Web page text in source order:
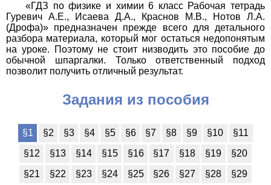
«ГДЗ по физике и химии 6 класс Рабочая тетрадь
Гуревич А.Е., Исаева Д.А., Краснов М.В., Нотов Л.А.
(Дрофа)» предназначен прежде всего для детального
разбора материала, который мог остаться недопонятым
на уроке. Поэтому не стоит низводить это пособие до
обычной шпаргалки. Только ответственный подход
позволит получить отличный результат.
Задания из пособия
§1 §2 §3 §4 §5 §6 §7 §8 §9 §10
§11
§12
§13 §14 §15 §16 §17 §18 §19
§20
§21
§22 §23 §24 §25 §26 §27 §28
§29